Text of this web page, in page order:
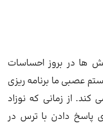
ها در بروز احساسات
عصبی ما برنامه ریزی
از زمانی که نوزاد
پاسخ دادن با ترس در